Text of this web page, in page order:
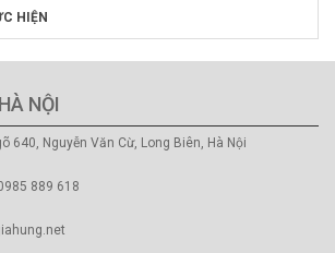
HIỆN
NỘI
640, Nguyễn Văn Cừ, Long Biên, Hà Nội
889 618